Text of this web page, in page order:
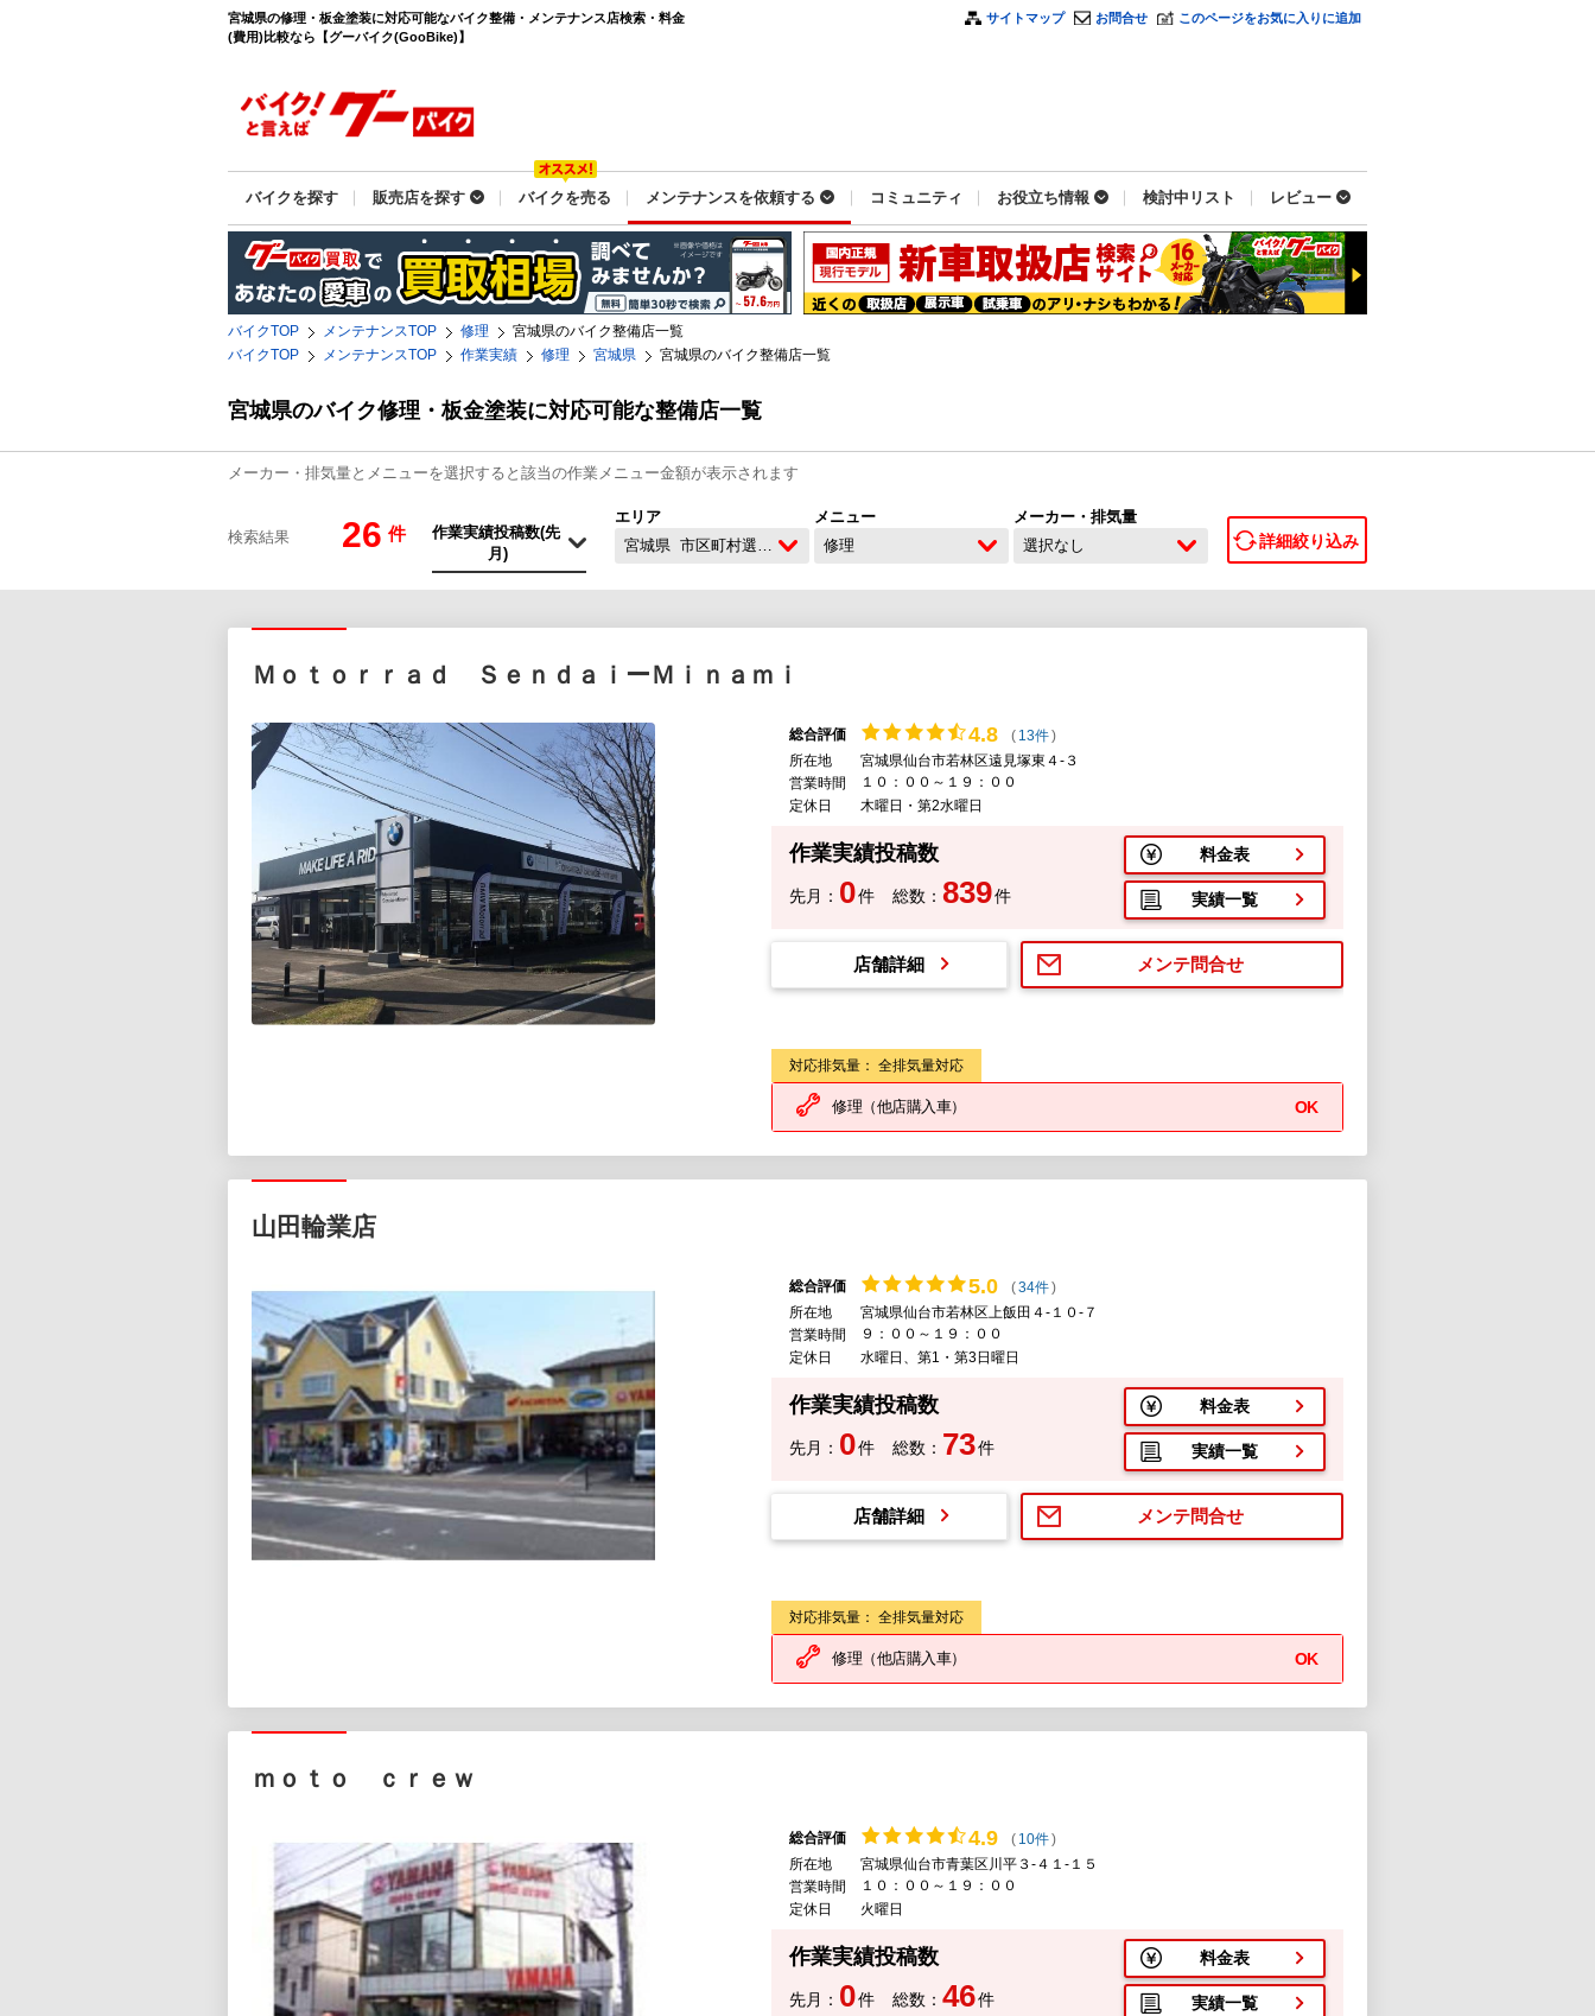
宮城県の修理・板金塗装に対応可能なバイク整備・メンテナンス店検索・料金
(費用)比較なら【グーバイク(GooBike)】
サイトマップ お問合せ このページをお気に入りに追加
バイクを探す 販売店を探す バイクを売る メンテナンスを依頼する コミュニティ お役立ち情報 検討中リスト レビュー
バイクTOP メンテナンスTOP 修理
宮城県のバイク整備店一覧
バイクTOP
メンテナンスTOP 作業実績 修理 宮城県 宮城県のバイク整備店一覧
宮城県のバイク修理・板金塗装に対応可能な整備店一覧
メーカー・排気量とメニューを選択すると該当の作業メニュー金額が表示されます
検索結果 26 件
エリア
宮城県 市区町村選択なし
メニュー
修理
メーカー・排気量
選択なし
詳細絞り込み
Ｍｏｔｏｒｒａｄ ＳｅｎｄａｉーＭｉｎａｍｉ
総合評価 4.8 ( 13件)
所在地
宮城県仙台市若林区遠見塚東４-３
営業時間
１０：００～１９：００
定休日
木曜日・第2水曜日
作業実績投稿数
先月： 0件 総数： 839件
料金表
実績一覧
メンテ問合せ
店舗詳細
対応排気量： 全排気量対応
修理（他店購入車） OK
山田輪業店
総合評価 5.0 (34件)
所在地
宮城県仙台市若林区上飯田４-１０-７
営業時間
９：００～１９：００
定休日
水曜日、第1・第3日曜日
作業実績投稿数
先月： 0件 総数： 73件
料金表
実績一覧
メンテ問合せ
店舗詳細
対応排気量： 全排気量対応
修理（他店購入車） OK
ｍｏｔｏ ｃｒｅｗ
総合評価 4.9 ( 10件)
所在地
宮城県仙台市青葉区川平３-４１-１５
営業時間
１０：００～１９：００
定休日
火曜日
作業実績投稿数
先月： 0件 総数： 46件
料金表
実績一覧